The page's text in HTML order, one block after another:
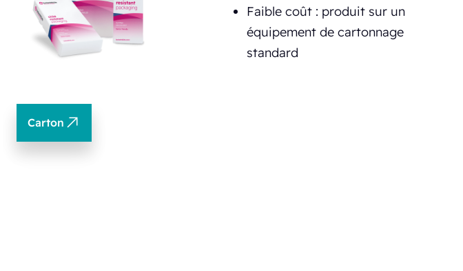
Faible coût : produit sur un
équipement de cartonnage
standard
Carton